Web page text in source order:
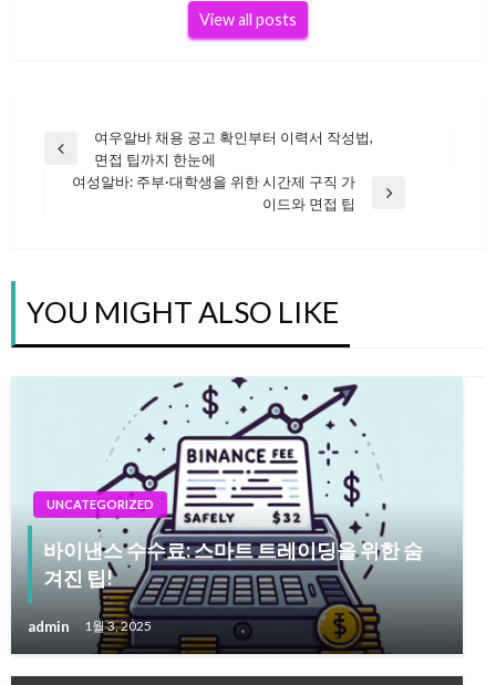
View all posts
글
Previous
여우알바 채용 공고 확인부터 이력서 작성법,
면접 팁까지 한눈에
여성알바: 주부·대학생을 위한 시간제 구직 가
이드와 면접 팁
YOU MIGHT ALSO LIKE
UNCATEGORIZED
바이낸스 수수료: 스마트 트레이딩을 위한 숨
겨진 팁!
admin 1월 3, 2025